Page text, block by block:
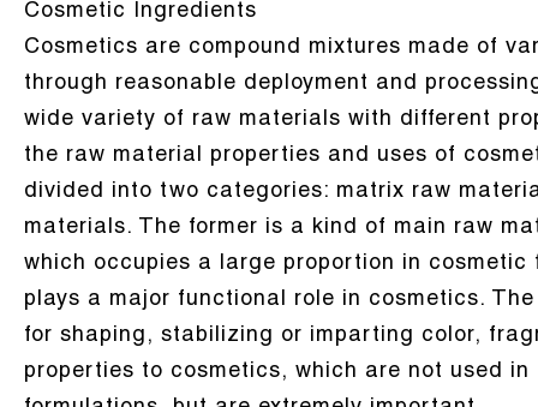
Cosmetic Ingredients
Cosmetics are compound mixtures made of
through reasonable deployment and
wide variety of raw materials with different
the raw material properties and uses of
divided into two categories: matrix raw
materials. The former is a kind of main raw
which occupies a large proportion in cosmetic
plays a major functional role in cosmetics.
for shaping, stabilizing or imparting color,
properties to cosmetics, which are not used in